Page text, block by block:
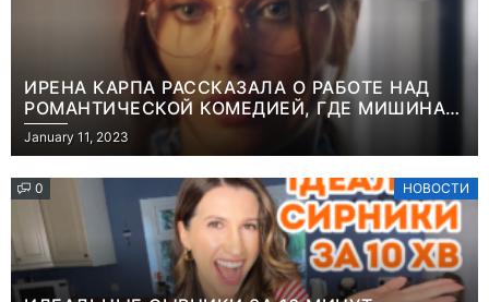
ИРЕНА КАРПА РАССКАЗАЛА О РАБОТЕ НАД
РОМАНТИЧЕСКОЙ КОМЕДИЕЙ, ГДЕ МИШИНА В
РОЛИ МАТЕРИ-ОДИНОЧКИ
January 11, 2023
0 НОВОСТИ